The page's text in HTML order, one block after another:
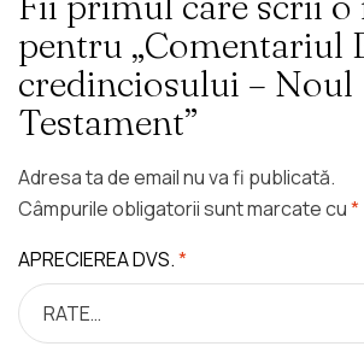
pentru „Comentariul
credinciosului – Noul
Testament”
Adresa ta de email nu va fi publicată.
Câmpurile obligatorii sunt marcate cu*
APRECIEREA DVS.*